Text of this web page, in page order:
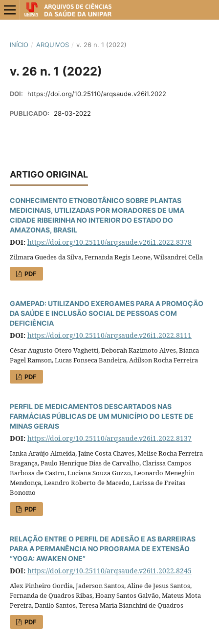
INÍCIO / ARQUIVOS / v. 26 n. 1 (2022)
v. 26 n. 1 (2022)
DOI: https://doi.org/10.25110/arqsaude.v26i1.2022
PUBLICADO: 28-03-2022
ARTIGO ORIGINAL
CONHECIMENTO ETNOBOTÂNICO SOBRE PLANTAS
MEDICINAIS, UTILIZADAS POR MORADORES DE UMA
CIDADE RIBEIRINHA NO INTERIOR DO ESTADO DO
AMAZONAS, BRASIL
DOI: https://doi.org/10.25110/arqsaude.v26i1.2022.8378
Zilmara Guedes da Silva, Fernanda Regis Leone, Wilsandrei Cella
PDF
GAMEPAD: UTILIZANDO EXERGAMES PARA A PROMOÇÃO
DA SAÚDE E INCLUSÃO SOCIAL DE PESSOAS COM
DEFICIÊNCIA
DOI: https://doi.org/10.25110/arqsaude.v26i1.2022.8111
César Augusto Otero Vaghetti, Deborah Kazimoto Alves, Bianca
Pagel Ramson, Lucas Fonseca Bandeira, Adilson Rocha Ferreira
PDF
PERFIL DE MEDICAMENTOS DESCARTADOS NAS
FARMÁCIAS PÚBLICAS DE UM MUNICÍPIO DO LESTE DE
MINAS GERAIS
DOI: https://doi.org/10.25110/arqsaude.v26i1.2022.8137
Ianka Araújo Almeida, Jaíne Costa Chaves, Melise Rocha Ferreira
Bragança, Paulo Henrique Dias de Carvalho, Clarissa Campos
Barbosa de Castro, Luciana Souza Guzzo, Leonardo Meneghin
Mendonça, Leandro Roberto de Macedo, Larissa de Freitas
Bonomo
PDF
RELAÇÃO ENTRE O PERFIL DE ADESÃO E AS BARREIRAS
PARA A PERMANÊNCIA NO PROGRAMA DE EXTENSÃO
“YOGA: AWAKEN ONE”
DOI: https://doi.org/10.25110/arqsaude.v26i1.2022.8245
Alex Pinheiro Gordia, Jaderson Santos, Aline de Jesus Santos,
Fernanda de Quadros Ribas, Hoany Santos Galvão, Mateus Mota
Pereira, Danilo Santos, Teresa Maria Bianchini de Quadros
PDF